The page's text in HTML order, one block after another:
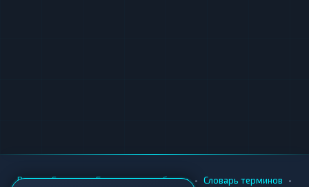
Вики • Города • Безопасность обмена • Словарь терминов •